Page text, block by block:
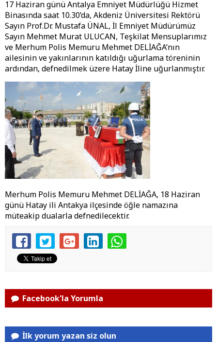
17 Haziran günü Antalya Emniyet Müdürlüğü Hizmet
Binasında saat 10.30’da, Akdeniz Üniversitesi Rektörü
Sayın Prof.Dr. Mustafa ÜNAL, İl Emniyet Müdürümüz
Sayın Mehmet Murat ULUCAN, Teşkilat Mensuplarımız
ve Merhum Polis Memuru Mehmet DELİAĞA’nın
ailesinin ve yakınlarının katıldığı uğurlama töreninin
ardından, defnedilmek üzere Hatay İline uğurlanmıştır.
Merhum Polis Memuru Mehmet DELİAĞA, 18 Haziran
günü Hatay ili Antakya ilçesinde öğle namazına
müteakip dualarla defnedilecektir.
Facebook'la Yorumla
İlk yorum yazan siz olun